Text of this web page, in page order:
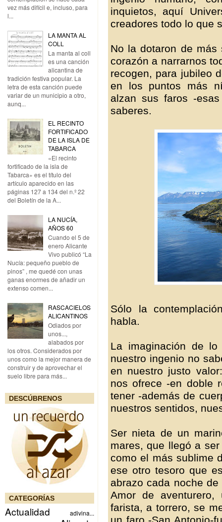
vez más difícil e, incluso, para
l...
LA MANTA AL
COLL
La manta al coll
es una canción
alicantina de
tradición festiva popular. La
letra de esta canción puede
variar de un municipio a otro,
aunq...
EL RECINTO
FORTIFICADO
DE LA ISLA DE
TABARCA
«El recinto
fortificado de la isla de
Tabarca» es el título del
artículo aparecido en las
páginas 127 a 134 del n.º 22
del Boletín de la A...
LA NUCÍA,
AÑOS 60
Cuando el 5 de
enero Alicante
Vivo publicó “La
Nucía: pequeño pueblo de
pinos” , me quedé con unas
ganas enormes de añadir un
extenso comen...
RASCACIELOS
ALICANTINOS
Odiados por
unos...,
alabados por
los otros. Considerados por
unos como la mejor manera de
construir y de aprovechar el
suelo libre para más...
DESCÚBRENOS
CATEGORÍAS
Actualidad adivina...
inquietos, aquí
creadores todo lo que
No la dotaron de
corazón a narrarnos
recogen, para jubileo
en los puntos más
alzan sus faros -
saberes.
Sólo la
habla.
La imaginación de
nuestro ingenio no
en nuestro justo
nos ofrece -en doble
tener -además de
nuestros sentidos,
Ser nieta de un
mares, que llegó a
como el más sublime
ese otro tesoro que
abrazo cada noche
Amor de
farista, a torrero, se
un faro -San Antonio-